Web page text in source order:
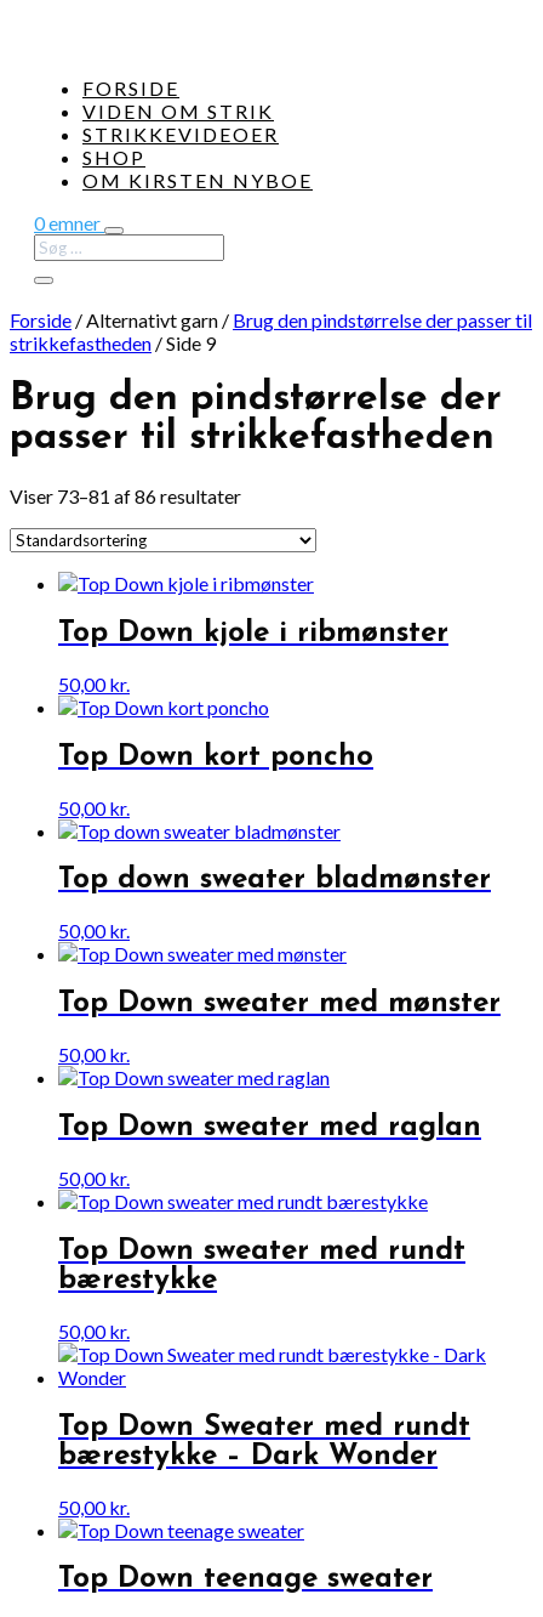
FORSIDE
VIDEN OM STRIK
STRIKKEVIDEOER
SHOP
OM KIRSTEN NYBOE
0 emner
Forside /Alternativt garn / Brug den pindstørrelse der passer til
strikkefastheden /Side 9
Brug den pindstørrelse der
passer til strikkefastheden
Viser 73–81 af 86 resultater
Top Down kjole i ribmønster
50,00kr.
Top Down kort poncho
50,00kr.
Top down sweater bladmønster
50,00kr.
Top Down sweater med mønster
50,00kr.
Top Down sweater med raglan
50,00kr.
Top Down sweater med rundt
bærestykke
50,00kr.
Top Down Sweater med rundt
bærestykke – Dark Wonder
50,00kr.
Top Down teenage sweater